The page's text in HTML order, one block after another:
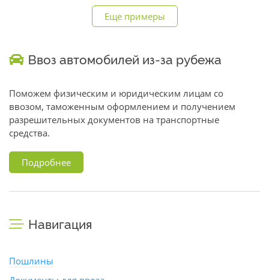
Еще примеры
Ввоз автомобилей из-за рубежа
Поможем физическим и юридическим лицам со
ввозом, таможенным оформлением и получением
разрешительных документов на транспортные
средства.
Подробнее
Навигация
Пошлины